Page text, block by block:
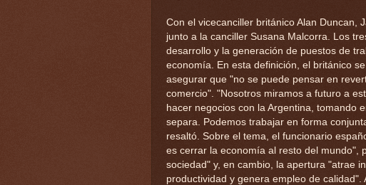
Con el vicecanciller británico Alan Duncan,
junto a la canciller Susana Malcorra. Los
desarrollo y la generación de puestos de
economía. En esta definición, el británico
asegurar que "no se puede pensar en
comercio". "Nosotros miramos a futuro a
hacer negocios con la Argentina, tomando
separa. Podemos trabajar en forma
resaltó. Sobre el tema, el funcionario
es cerrar la economía al resto del mundo",
sociedad" y, en cambio, la apertura "atrae
productividad y genera empleo de